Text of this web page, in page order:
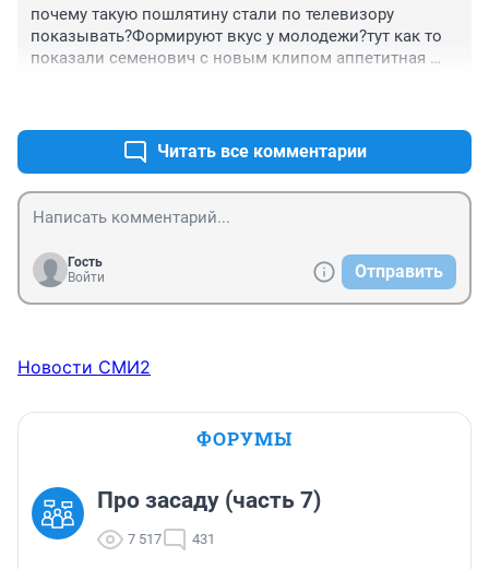
почему такую пошлятину стали по телевизору
показывать?Формируют вкус у молодежи?тут как то
показали семенович с новым клипом аппетитная
Читать все комментарии
Гость
Войти
Отправить
Новости СМИ2
ФОРУМЫ
Про засаду (часть 7)
7 517 431